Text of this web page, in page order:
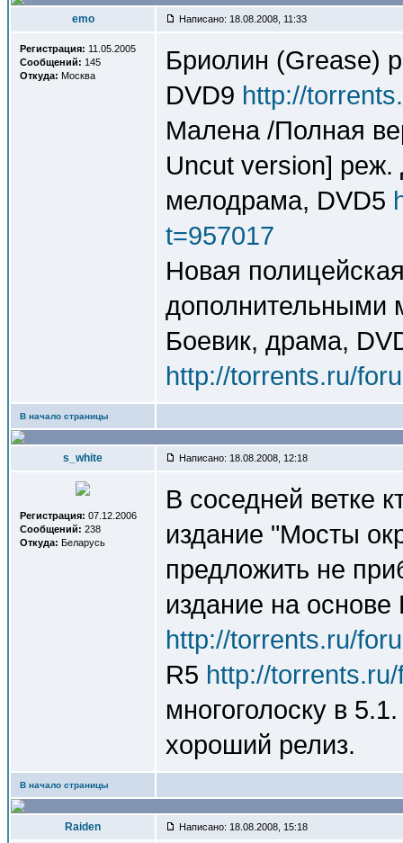
emo Написано: 18.08.2008, 11:33
Регистрация: 11.05.2005
Сообщений: 145
Откуда: Москва
Бриолин (Grease)
DVD9 http://
Малена /Полная
Uncut version] реж.
мелодрама, DVD5
t=957017
Новая
дополнительными
Боевик, драма,
http://torrents.ru/
В начало страницы
s_white Написано: 18.08.2008, 12:18
Регистрация: 07.12.2006
Сообщений: 238
Откуда: Беларусь
В соседней ветке
издание "Мосты
предложить не
издание на
http://torrents.ru/
R5 http://
многоголоску в
хороший релиз.
В начало страницы
Raiden Написано: 18.08.2008, 15:18